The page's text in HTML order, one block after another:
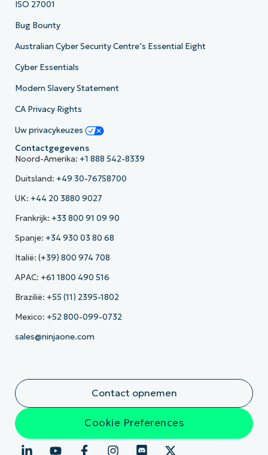
ISO 27001
Bug Bounty
Australian Cyber Security Centre’s Essential Eight
Cyber Essentials
Modern Slavery Statement
CA Privacy Rights
Uw privacykeuzes
Contactgegevens
Noord-Amerika: +1 888 542-8339
Duitsland: +49 30-76758700
UK: +44 20 3880 9027
Frankrijk: +33 800 91 09 90
Spanje: +34 930 03 80 68
Italië: (+39) 800 974 708
APAC: +61 1800 490 516
Brazilië: +55 (11) 2395-1802
Mexico: +52 800-099-0732
sales@ninjaone.com
Contact opnemen
Cookie Preferences